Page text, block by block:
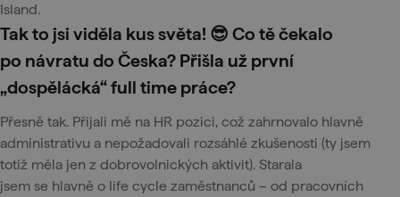
Island.
Tak to jsi viděla kus světa! 😎 Co tě čekalo
po návratu do Česka? Přišla už první
„dospělácká“ full time práce?
Přesně tak. Přijali mě na HR pozici, což zahrnovalo hlavně
administrativu a nepožadovali rozsáhlé zkušenosti (ty jsem
totiž měla jen z dobrovolnických aktivit). Starala
jsem se hlavně o life cycle zaměstnanců – od pracovních